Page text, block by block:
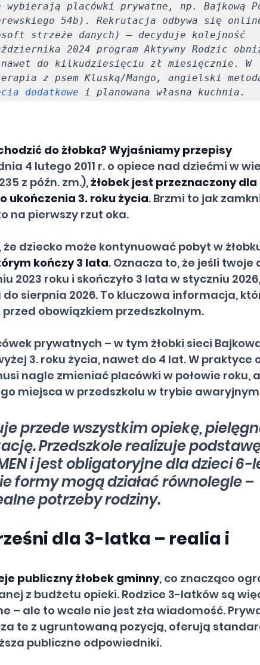
placówki prywatne, np. Bajkową
54b). Rekrutacja odbywa się
strzeże danych) – decyduje kolejność
2024 program Aktywny Rodzic
nawet do kilkudziesięciu zł miesięcznie. W
z psem Kluską/Mango, angielski
dodatkowe i planowana własna kuchnia.
do żłobka? Wyjaśniamy przepisy
4 lutego 2011 r. o opiece nad dziećmi w
z późn. zm.), żłobek jest przeznaczony
ukończenia 3. roku życia. Brzmi to jak
na pierwszy rzut oka.
dziecko może kontynuować pobyt w
kończy 3 lata. Oznacza to, że jeśli twoje
2023 roku i skończyło 3 lata w styczniu
do sierpnia 2026. To kluczowa informacja,
obowiązkiem przedszkolnym.
prywatnych – w tym żłobki sieci
3. roku życia, nawet do 4 lat. W praktyce
nagle zmieniać placówki w połowie roku,
miejsca w przedszkolu w trybie
przede wszystkim opiekę,
Przedszkole realizuje
i jest obligatoryjne dla dzieci 6-
formy mogą działać równolegle –
potrzeby rodziny.
dla 3-latka – realia i
publiczny żłobek gminny, co znacząco
z budżetu opieki. Rodzice 3-latków są
– ale to wcale nie jest zła wiadomość.
te z ugruntowaną pozycją, oferują
publiczne odpowiedniki.